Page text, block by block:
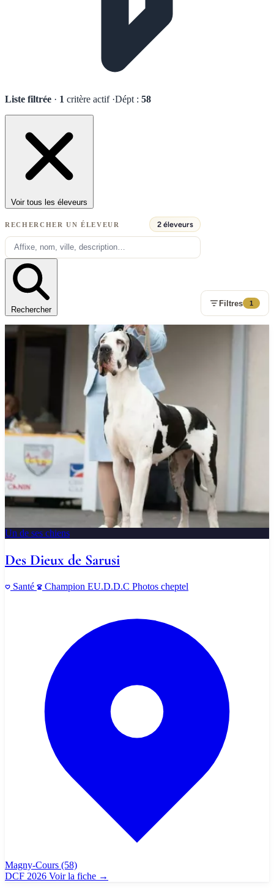
Liste filtrée · 1 critère actif ·Dépt : 58
Voir tous les éleveurs
RECHERCHER UN ÉLEVEUR 2 éleveurs
Rechercher
Filtres 1
Un de ses chiens
Des Dieux de Sarusi
Santé Champion EU.D.D.C Photos cheptel
Magny-Cours (58)
DCF 2026 Voir la fiche →